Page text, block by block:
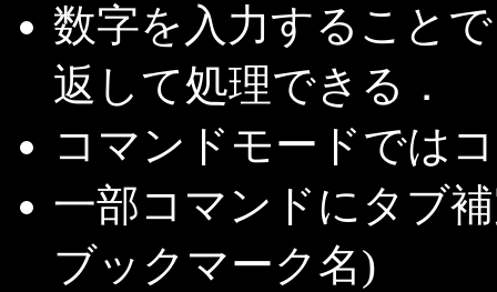
数字を入力すること
返して処理できる．
コマンドモードでは
一部コマンドにタブ
ブックマーク名)